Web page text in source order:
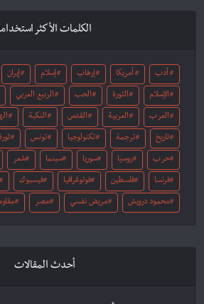
الكلمات الأكثر
أدب أمريكا إرهاب إسلام إيران
الإسلام الثورة الحب الربيع العربي
العرب العربية القدس النكبة
تاريخ ترجمة تكنولوجيا تونس
حرب روسيا سوريا سينما شعر
فرنسا فلسطين فوتوغرافيا فيسبوك
محمود درويش مريض نفسي مصر
أحدث المقالات